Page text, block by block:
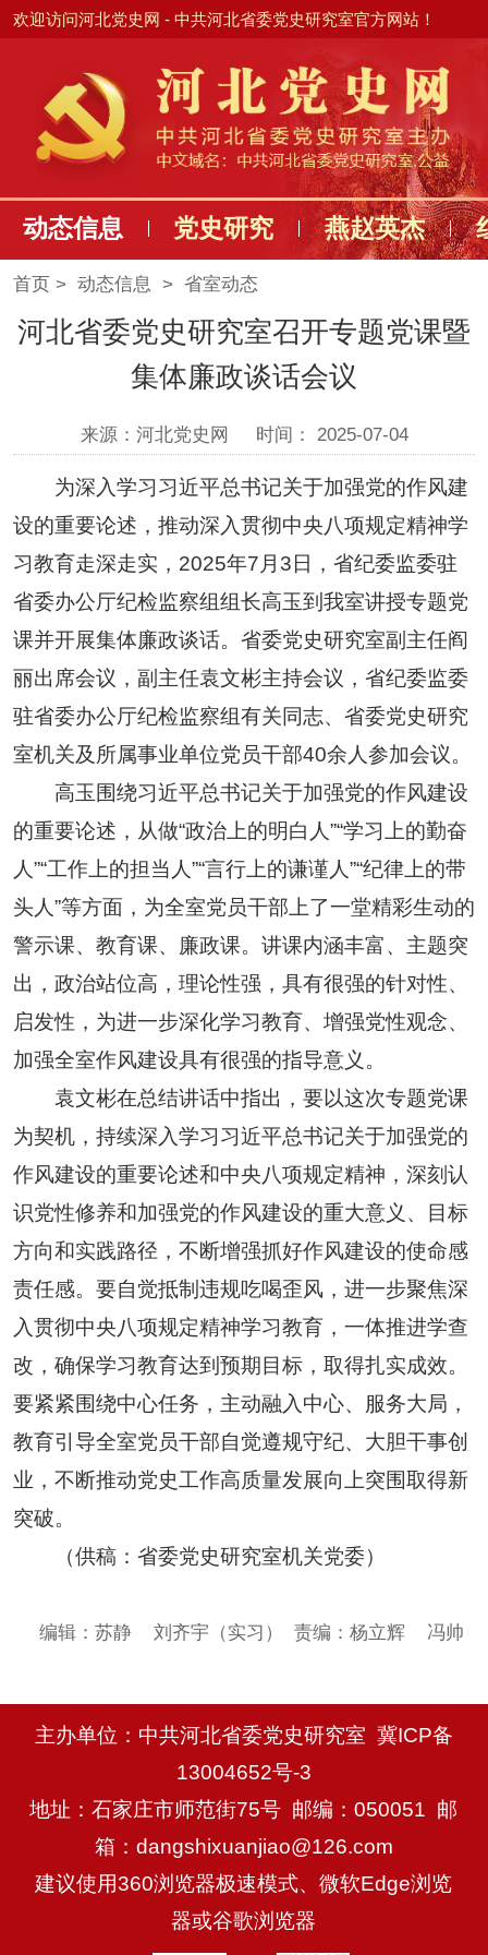
欢迎访问河北党史网 - 中共河北省委党史研究室官方网站！
动态信息 党史研究 燕赵英杰
首页 > 动态信息 > 省室动态
河北省委党史研究室召开专题党课暨
集体廉政谈话会议
来源：河北党史网 时间： 2025-07-04
为深入学习习近平总书记关于加强党的作风建
设的重要论述，推动深入贯彻中央八项规定精神学
习教育走深走实，2025年7月3日，省纪委监委驻
省委办公厅纪检监察组组长高玉到我室讲授专题党
课并开展集体廉政谈话。省委党史研究室副主任阎
丽出席会议，副主任袁文彬主持会议，省纪委监委
驻省委办公厅纪检监察组有关同志、省委党史研究
室机关及所属事业单位党员干部40余人参加会议。
高玉围绕习近平总书记关于加强党的作风建设
的重要论述，从做“政治上的明白人”“学习上的勤奋
人”“工作上的担当人”“言行上的谦谨人”“纪律上的带
头人”等方面，为全室党员干部上了一堂精彩生动的
警示课、教育课、廉政课。讲课内涵丰富、主题突
出，政治站位高，理论性强，具有很强的针对性、
启发性，为进一步深化学习教育、增强党性观念、
加强全室作风建设具有很强的指导意义。
袁文彬在总结讲话中指出，要以这次专题党课
为契机，持续深入学习习近平总书记关于加强党的
作风建设的重要论述和中央八项规定精神，深刻认
识党性修养和加强党的作风建设的重大意义、目标
方向和实践路径，不断增强抓好作风建设的使命感
责任感。要自觉抵制违规吃喝歪风，进一步聚焦深
入贯彻中央八项规定精神学习教育，一体推进学查
改，确保学习教育达到预期目标，取得扎实成效。
要紧紧围绕中心任务，主动融入中心、服务大局，
教育引导全室党员干部自觉遵规守纪、大胆干事创
业，不断推动党史工作高质量发展向上突围取得新
突破。
（供稿：省委党史研究室机关党委）
编辑：苏静 刘齐宇（实习）责编：杨立辉 冯帅
主办单位：中共河北省委党史研究室 冀ICP备
13004652号-3
地址：石家庄市师范街75号 邮编：050051 邮
箱：dangshixuanjiao@126.com
建议使用360浏览器极速模式、微软Edge浏览
器或谷歌浏览器